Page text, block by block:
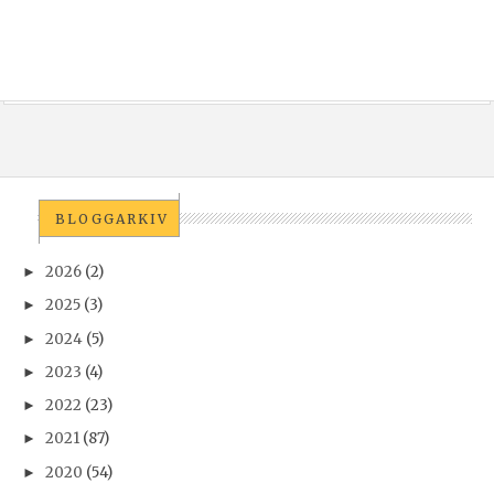
BLOGGARKIV
► 2026 (2)
► 2025 (3)
► 2024 (5)
► 2023 (4)
► 2022 (23)
► 2021 (87)
► 2020 (54)